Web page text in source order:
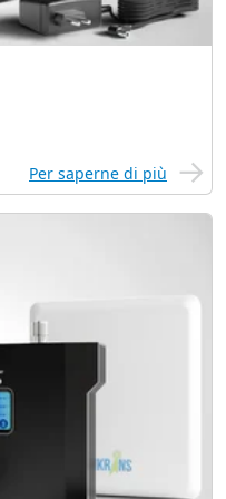
Per saperne di più